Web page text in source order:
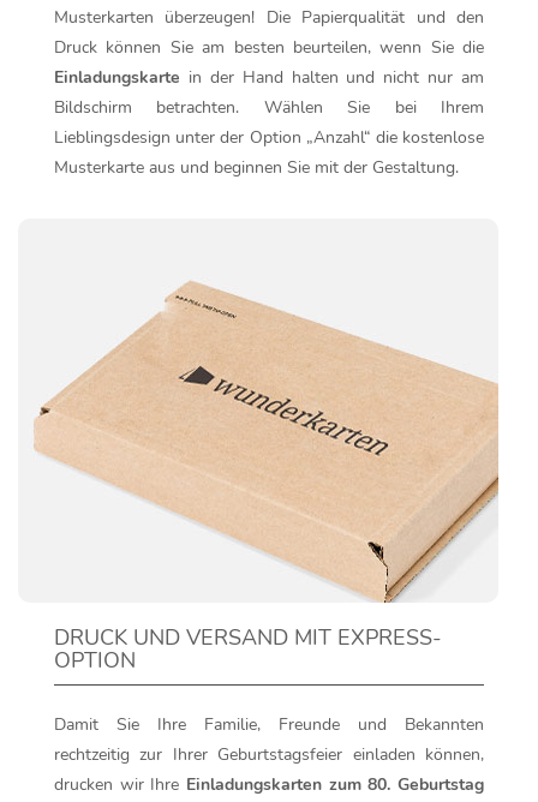
Musterkarten überzeugen! Die Papierqualität und den
Druck können Sie am besten beurteilen, wenn Sie die
Einladungskarte in der Hand halten und nicht nur am
Bildschirm betrachten. Wählen Sie bei Ihrem
Lieblingsdesign unter der Option „Anzahl“ die kostenlose
Musterkarte aus und beginnen Sie mit der Gestaltung.
DRUCK UND VERSAND MIT EXPRESS-
OPTION
Damit Sie Ihre Familie, Freunde und Bekannten
rechtzeitig zur Ihrer Geburtstagsfeier einladen können,
drucken wir Ihre Einladungskarten zum 80. Geburtstag